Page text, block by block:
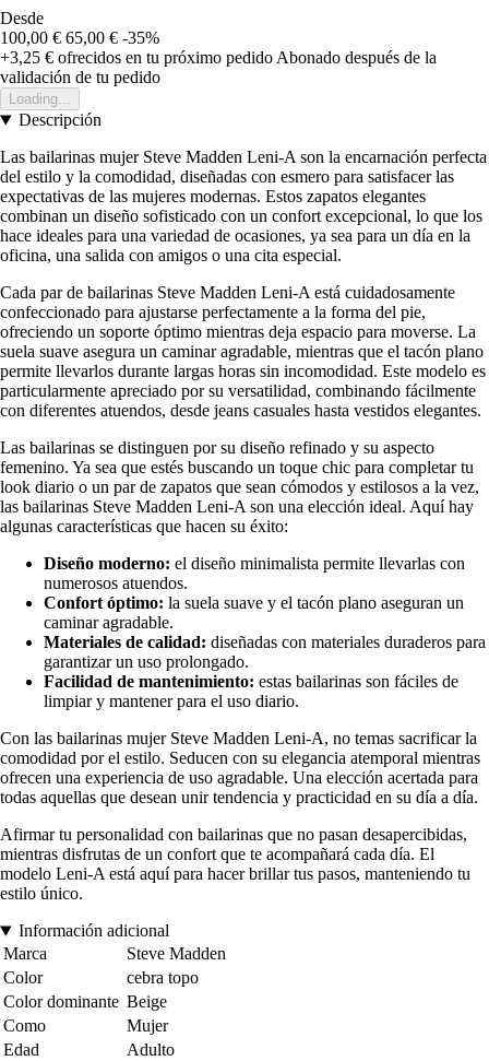
Desde
100,00 € 65,00 € -35%
+3,25 € ofrecidos en tu próximo pedido Abonado después de la
validación de tu pedido
Loading...
Descripción
Las bailarinas mujer Steve Madden Leni-A son la encarnación perfecta
del estilo y la comodidad, diseñadas con esmero para satisfacer las
expectativas de las mujeres modernas. Estos zapatos elegantes
combinan un diseño sofisticado con un confort excepcional, lo que los
hace ideales para una variedad de ocasiones, ya sea para un día en la
oficina, una salida con amigos o una cita especial.
Cada par de bailarinas Steve Madden Leni-A está cuidadosamente
confeccionado para ajustarse perfectamente a la forma del pie,
ofreciendo un soporte óptimo mientras deja espacio para moverse. La
suela suave asegura un caminar agradable, mientras que el tacón plano
permite llevarlos durante largas horas sin incomodidad. Este modelo es
particularmente apreciado por su versatilidad, combinando fácilmente
con diferentes atuendos, desde jeans casuales hasta vestidos elegantes.
Las bailarinas se distinguen por su diseño refinado y su aspecto
femenino. Ya sea que estés buscando un toque chic para completar tu
look diario o un par de zapatos que sean cómodos y estilosos a la vez,
las bailarinas Steve Madden Leni-A son una elección ideal. Aquí hay
algunas características que hacen su éxito:
Diseño moderno: el diseño minimalista permite llevarlas con
numerosos atuendos.
Confort óptimo: la suela suave y el tacón plano aseguran un
caminar agradable.
Materiales de calidad: diseñadas con materiales duraderos para
garantizar un uso prolongado.
Facilidad de mantenimiento: estas bailarinas son fáciles de
limpiar y mantener para el uso diario.
Con las bailarinas mujer Steve Madden Leni-A, no temas sacrificar la
comodidad por el estilo. Seducen con su elegancia atemporal mientras
ofrecen una experiencia de uso agradable. Una elección acertada para
todas aquellas que desean unir tendencia y practicidad en su día a día.
Afirmar tu personalidad con bailarinas que no pasan desapercibidas,
mientras disfrutas de un confort que te acompañará cada día. El
modelo Leni-A está aquí para hacer brillar tus pasos, manteniendo tu
estilo único.
Información adicional
Marca
Steve Madden
Color
cebra topo
Color dominante Beige
Como
Mujer
Edad
Adulto